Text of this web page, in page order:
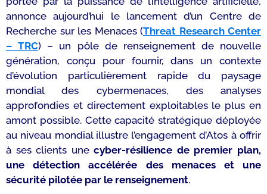
annonce aujourd’hui le lancement d’un Centre de
Recherche sur les Menaces (Threat Research Center
– TRC) – un pôle de renseignement de nouvelle
génération, conçu pour fournir, dans un contexte
d’évolution particulièrement rapide du paysage
mondial des cybermenaces, des analyses
approfondies et directement exploitables le plus en
amont possible. Cette capacité stratégique déployée
au niveau mondial illustre l’engagement d’Atos à offrir
à ses clients unecyber-résilience de premier plan,
une détection accélérée des menaces et une
sécurité pilotée par le renseignement.